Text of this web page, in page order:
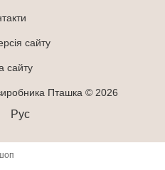
сайту
сайту
Пташка © 2026
Рус